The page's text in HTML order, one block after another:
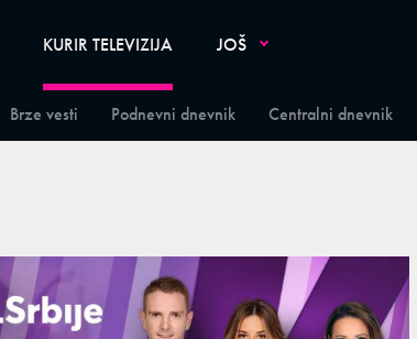
KURIR TELEVIZIJA
Brze vesti Podnevni dnevnik Centralni dnevnik
JOŠ